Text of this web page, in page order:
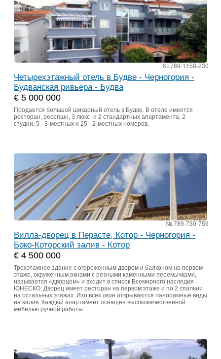
№ 789-1158-230
Четырехэтажный отель в Будве - Черногория -
Будванская ривьера - Будва
€ 5 000 000
Продается большой шикарный отель в Будве. В отеле имеется
ресторан, ресепшн, 3 люкс- и 2 стандартных апартамента, 2
студии, 5 - 3-местных и 25 - 2-местных номеров.
№ 789-730-759
Вилла-дворец в Перасте, Котор - Черногория -
Боко-Которский залив - Котор
€ 4 500 000
Трехэтажное здание с огороженным двором и балконом на первом
этаже, окруженным окнами с резными каменными перемычками,
называется «дворцом» и входит в список Всемирного наследия
ЮНЕСКО. Дворец имеет ресторан на первом этаже и по 2 спальни
на остальных этажах. Изо всех окон открываются панорамные виды
на залив. Каждый апартамент оснащен высококачественной
мебелью ручной работы.